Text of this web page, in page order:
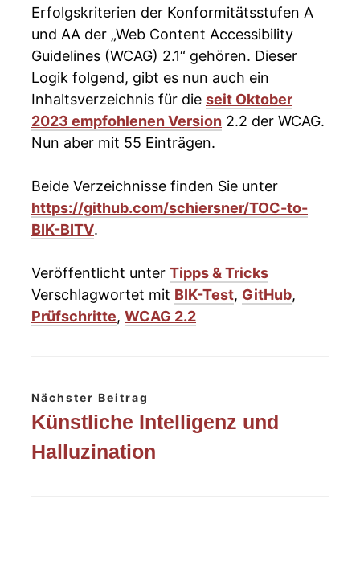
Erfolgskriterien der Konformitätsstufen A
und AA der „Web Content Accessibility
Guidelines (WCAG) 2.1“ gehören. Dieser
Logik folgend, gibt es nun auch ein
Inhaltsverzeichnis für die seit Oktober
2023 empfohlenen Version 2.2 der WCAG.
Nun aber mit 55 Einträgen.
Beide Verzeichnisse finden Sie unter
https://github.com/schiersner/TOC-to-
BIK-BITV.
Veröffentlicht unter Tipps & Tricks
Verschlagwortet mit BIK-Test, GitHub,
Prüfschritte, WCAG 2.2
Nächster Beitrag
Künstliche Intelligenz und
Halluzination